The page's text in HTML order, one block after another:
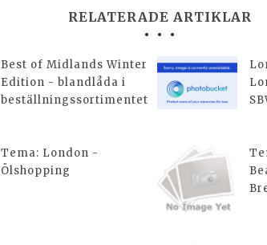
RELATERADE ARTIKLAR
Best of Midlands Winter
Edition - blandlåda i
beställningssortimentet
Tema: London -
Ölshopping